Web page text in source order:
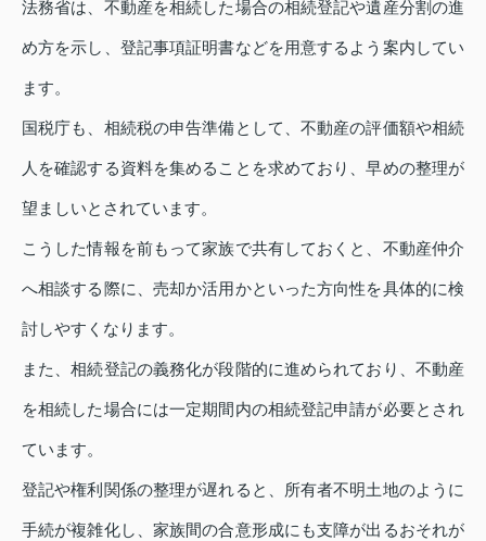
法務省は、不動産を相続した場合の相続登記や遺産分割の進
め方を示し、登記事項証明書などを用意するよう案内してい
ます。
国税庁も、相続税の申告準備として、不動産の評価額や相続
人を確認する資料を集めることを求めており、早めの整理が
望ましいとされています。
こうした情報を前もって家族で共有しておくと、不動産仲介
へ相談する際に、売却か活用かといった方向性を具体的に検
討しやすくなります。
また、相続登記の義務化が段階的に進められており、不動産
を相続した場合には一定期間内の相続登記申請が必要とされ
ています。
登記や権利関係の整理が遅れると、所有者不明土地のように
手続が複雑化し、家族間の合意形成にも支障が出るおそれが